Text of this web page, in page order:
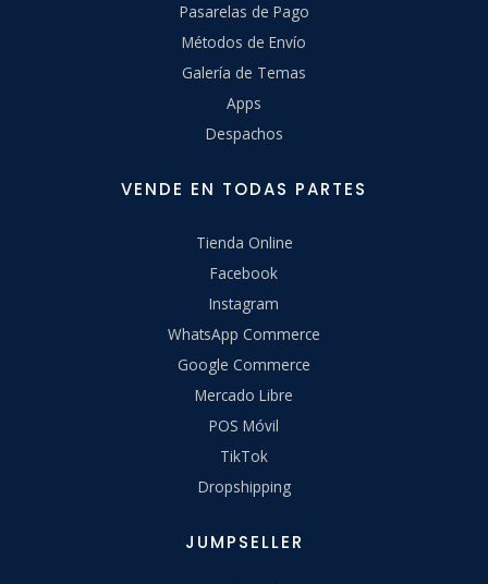
Pasarelas de Pago
Métodos de Envío
Galería de Temas
Apps
Despachos
VENDE EN TODAS PARTES
Tienda Online
Facebook
Instagram
WhatsApp Commerce
Google Commerce
Mercado Libre
POS Móvil
TikTok
Dropshipping
JUMPSELLER